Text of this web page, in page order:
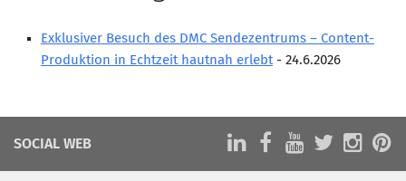
Arbeitsgruppen
Mentoring
Partnerschaften
Exklusiver Besuch des DMC Sendezentrums – Content-
Produktion in Echtzeit hautnah erlebt- 24.6.2026
SOCIAL WEB